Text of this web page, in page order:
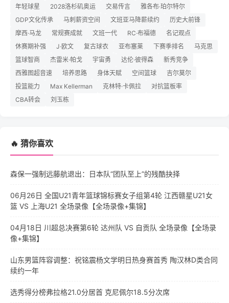
年轻球星
2028洛杉矶奥运 交易传言
雅各布·珀尔特尔
GDP文化传承
马刺薪资空间 文班亚马降薪续约
历史大前锋
摩西·马龙
常规赛成就 文班一代 RC·布福德
名记观点
休赛期补强
J·欧文 复古球衣 亚布塞莱 下赛季排名
马克思
篮球智商
杰雷米·帕戈 宇宙勇 达伦·彼得森
新秀竞争
西雅图超音速
培养思路 身体天赋 空间篮球
吉尔莫尔
投篮能力
Max Kellerman 克林特·卡佩拉
对抗篮板率
CBA转会
刘玉栋
🔥 猜你喜欢
森保一强制远藤航退出：日本队“团队至上”的残酷抉择
06月26日 全国U21青年篮球锦标赛女子组第4轮 江西赣星U21女
篮 VS 上海U21 全场录像【全场录像+集锦】
04月18日 川超总决赛第6轮 达州队 VS 自贡队 全场录像【全场录
像+集锦】
山东男篮阵容调整：祝铭震杨文学明日热身赛首秀 陶汉林D类合同
续约一年
选秀得分榜弗拉格21.0分居首 克尼佩尔18.5分次席